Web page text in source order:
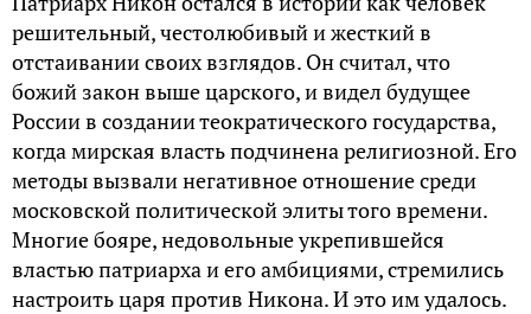
решительный, честолюбивый и жесткий в
отстаивании своих взглядов. Он считал, что
божий закон выше царского, и видел будущее
России в создании теократического государства,
когда мирская власть подчинена религиозной. Его
методы вызвали негативное отношение среди
московской политической элиты того времени.
Многие бояре, недовольные укрепившейся
властью патриарха и его амбициями, стремились
настроить царя против Никона. И это им удалось.